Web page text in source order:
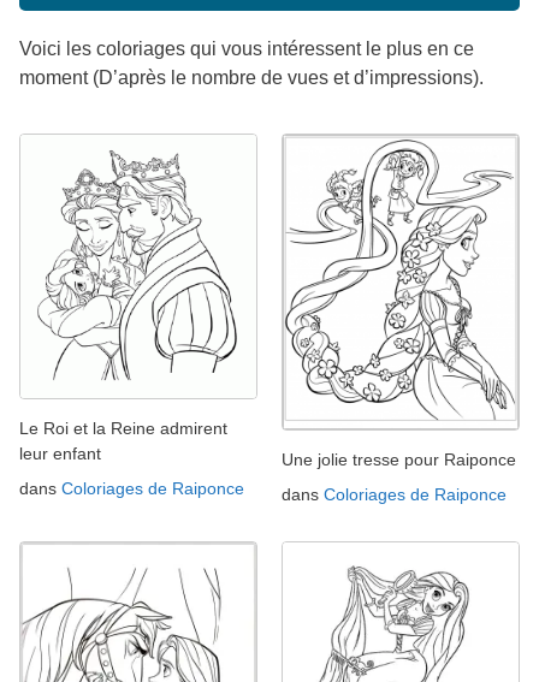
Voici les coloriages qui vous intéressent le plus en ce
moment (D’après le nombre de vues et d’impressions).
Le Roi et la Reine admirent
leur enfant
dans Coloriages de Raiponce
Une jolie tresse pour Raiponce
dans Coloriages de Raiponce